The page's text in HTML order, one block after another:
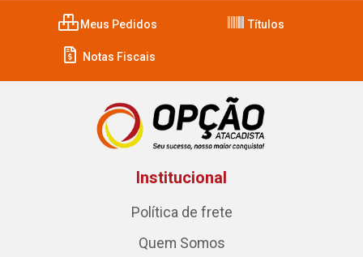
Meus Pedidos Títulos
Notas Fiscais
Institucional
Política de frete
Quem Somos